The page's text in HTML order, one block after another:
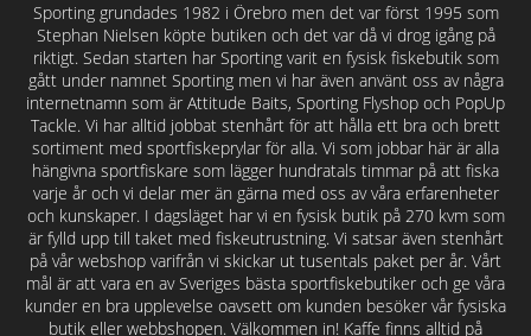
Sporting grundades 1982 i Örebro men det var först 1995 som
Stephan Nielsen köpte butiken och det var då vi drog igång på
riktigt. Sedan starten har Sporting varit en fysisk fiskebutik som
gått under namnet Sporting men vi har även använt oss av några
internetnamn som är Attitude Baits, Sporting Flyshop och PopUp
Tackle. Vi har alltid jobbat stenhårt för att hålla ett bra och brett
sortiment med sportfiskeprylar för alla. Vi som jobbar här är alla
hängivna sportfiskare som lägger hundratals timmar på att fiska
varje år och vi delar mer än gärna med oss av våra erfarenheter
och kunskaper. I dagsläget har vi en fysisk butik på 270 kvm som
är fylld upp till taket med fiskeutrustning. Vi satsar även stenhårt
på vår webshop varifrån vi skickar ut tusentals paket per år. Vårt
mål är att vara en av Sveriges bästa sportfiskebutiker och ge våra
kunder en bra upplevelse oavsett om kunden besöker vår fysiska
butik eller webbshopen. Välkommen in! Kaffe finns alltid på